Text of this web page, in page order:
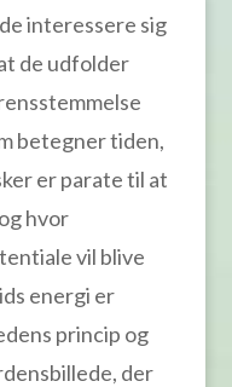
interessere sig
de udfolder
betegner tiden,
er parate til at
hvor
vil blive
energi er
princip og
der